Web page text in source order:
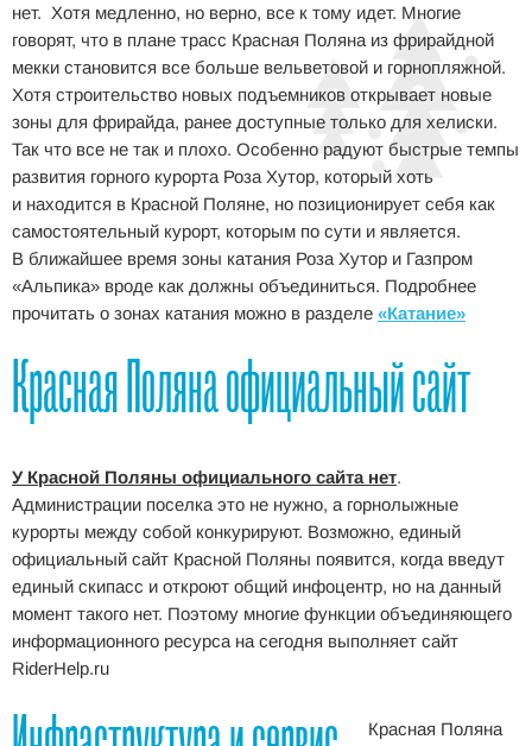
нет. Хотя медленно, но верно, все к тому идет. Многие
говорят, что в плане трасс Красная Поляна из фрирайдной
мекки становится все больше вельветовой и горнопляжной.
Хотя строительство новых подъемников открывает новые
зоны для фрирайда, ранее доступные только для хелиски.
Так что все не так и плохо. Особенно радуют быстрые темпы
развития горного курорта Роза Хутор, который хоть
и находится в Красной Поляне, но позиционирует себя как
самостоятельный курорт, которым по сути и является.
В ближайшее время зоны катания Роза Хутор и Газпром
«Альпика» вроде как должны объединиться. Подробнее
прочитать о зонах катания можно в разделе «Катание»
Красная Поляна официальный сайт
У Красной Поляны официального сайта нет.
Администрации поселка это не нужно, а горнолыжные
курорты между собой конкурируют. Возможно, единый
официальный сайт Красной Поляны появится, когда введут
единый скипасс и откроют общий инфоцентр, но на данный
момент такого нет. Поэтому многие функции объединяющего
информационного ресурса на сегодня выполняет сайт
RiderHelp.ru
Красная Поляна